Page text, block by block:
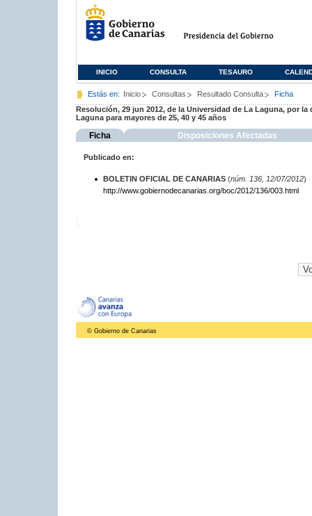
INICIO CONSULTA TESAURO
Estás en: Inicio Consultas Resultado Consulta
Ficha
Resolución, 29 jun 2012, de la Universidad de La Laguna, por
Laguna para mayores de 25, 40 y 45 años
Ficha Disposiciones Afectadas
Publicado en:
BOLETIN OFICIAL DE CANARIAS(núm. 136, 12/07/2012)
http://www.gobiernodecanarias.org/boc/2012/136/003.html
© Gobierno de Canarias